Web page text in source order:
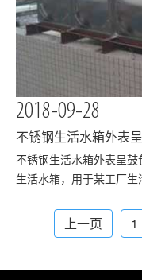
2018-09-28
不锈钢生活水箱外表
不锈钢生活水箱外表呈
生活水箱，用于某工厂
据现场具体调节。不锈
压，使水箱不易变形。
上一页 1